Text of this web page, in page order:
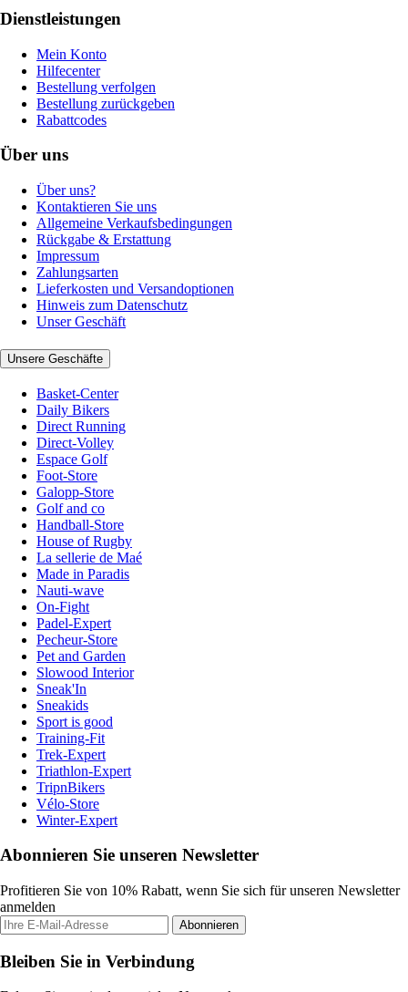
Dienstleistungen
Mein Konto
Hilfecenter
Bestellung verfolgen
Bestellung zurückgeben
Rabattcodes
Über uns
Über uns?
Kontaktieren Sie uns
Allgemeine Verkaufsbedingungen
Rückgabe & Erstattung
Impressum
Zahlungsarten
Lieferkosten und Versandoptionen
Hinweis zum Datenschutz
Unser Geschäft
Unsere Geschäfte
Basket-Center
Daily Bikers
Direct Running
Direct-Volley
Espace Golf
Foot-Store
Galopp-Store
Golf and co
Handball-Store
House of Rugby
La sellerie de Maé
Made in Paradis
Nauti-wave
On-Fight
Padel-Expert
Pecheur-Store
Pet and Garden
Slowood Interior
Sneak'In
Sneakids
Sport is good
Training-Fit
Trek-Expert
Triathlon-Expert
TripnBikers
Vélo-Store
Winter-Expert
Abonnieren Sie unseren Newsletter
Profitieren Sie von 10% Rabatt, wenn Sie sich für unseren Newsletter
anmelden
Abonnieren
Bleiben Sie in Verbindung